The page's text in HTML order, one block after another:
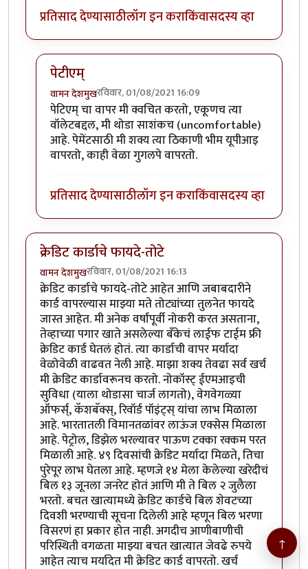
प्रतिसाद देण्यासाठीलॉग इन कराकिंवासदस्य व्हा
पेटीएम्
वामन देशमुखरविवार, 01/08/2021 16:09
In reply toपेटीयम खातं बंद करणे...byप्रा.डॉ.दिलीप बिरुटे
पेटिएम् चा वापर मी क्वचित करतो, एकूणच त्या
वॉलेटबद्दल, मी थोडा साशंकच (uncomfortable)
आहे. पेमेंटसाठी मी शक्य त्या ठिकाणी भीम यूपीआइ
वापरतो, काही वेळा गुगलपे वापरतो.
प्रतिसाद देण्यासाठीलॉग इन कराकिंवासदस्य व्हा
क्रेडिट कार्डाचे फायदे-तोटे
वामन देशमुखरविवार, 01/08/2021 16:13
क्रेडिट कार्डाचे फायदे-तोटे आहेत आणि जबाबदारीने
कार्ड वापरल्यास माझ्या मते तोट्यांच्या तुलनेत फायदे
जास्त आहेत. मी अनेक वर्षांपूर्वी नोकरी करत असताना,
तेव्हाच्या पगार खाते असलेल्या बँकेचं लाईफ टाईम फ्री
क्रेडिट कार्ड घेतलं होतं. त्या कार्डाची वापर मर्यादा
वेळोवेळी वाढवत नेली आहे. माझा शक्य तेवढा सर्व खर्च
मी क्रेडिट कार्डावरूनच करतो. नोकॉस्ट् ईएमआइची
सुविधा (याला थोडासा चार्ज लागतो), वेगवेगळ्या
ऑफर्स्, कॅशबॅक्स्, रिवॉर्ड पॉइंट्स् यांचा लाभ मिळाला
आहे. भारतातली विमानतळांवर लाऊंज एक्सेस मिळाला
आहे. पेट्रोल, डिझेल भरल्यावर पाऊण टक्का रक्कम परत
मिळाली आहे. ४९ दिवसांची क्रेडिट मर्यादा मिळते, तिचा
पुरेपूर लाभ घेतला आहे. म्हणजे १४ मेला केलेल्या खरेदीचं
बिल १३ जूनला जनरेट होतं आणि मी ते बिल २ जुलैला
भरतो. बचत खात्यामध्ये क्रेडिट कार्डचे बिल शेवटच्या
दिवशी भरण्याची सूचना दिलेली आहे म्हणून बिल भरणा
विसरणं हा प्रकार होत नाही. अगदीच आणीबाणीची
परिस्थिती वगळता माझ्या बचत खात्यात जेवढे रुपये
आहेत त्याच मर्यादेत मी क्रेडिट कार्ड वापरतो. खर्च
↑